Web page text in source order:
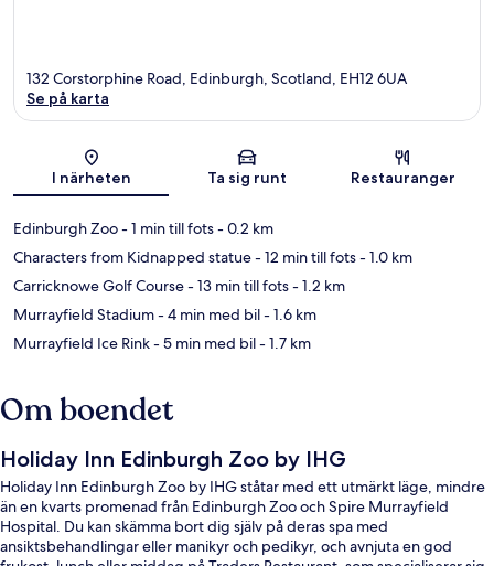
Karta
132 Corstorphine Road, Edinburgh, Scotland, EH12 6UA
Se på karta
I närheten Ta sig runt Restauranger
Edinburgh Zoo- 1 min till fots- 0.2 km
Characters from Kidnapped statue- 12 min till fots- 1.0 km
Carricknowe Golf Course- 13 min till fots- 1.2 km
Murrayfield Stadium- 4 min med bil- 1.6 km
Murrayfield Ice Rink- 5 min med bil- 1.7 km
Om boendet
Holiday Inn Edinburgh Zoo by IHG
Holiday Inn Edinburgh Zoo by IHG ståtar med ett utmärkt läge, mindre
än en kvarts promenad från Edinburgh Zoo och Spire Murrayfield
Hospital. Du kan skämma bort dig själv på deras spa med
ansiktsbehandlingar eller manikyr och pedikyr, och avnjuta en god